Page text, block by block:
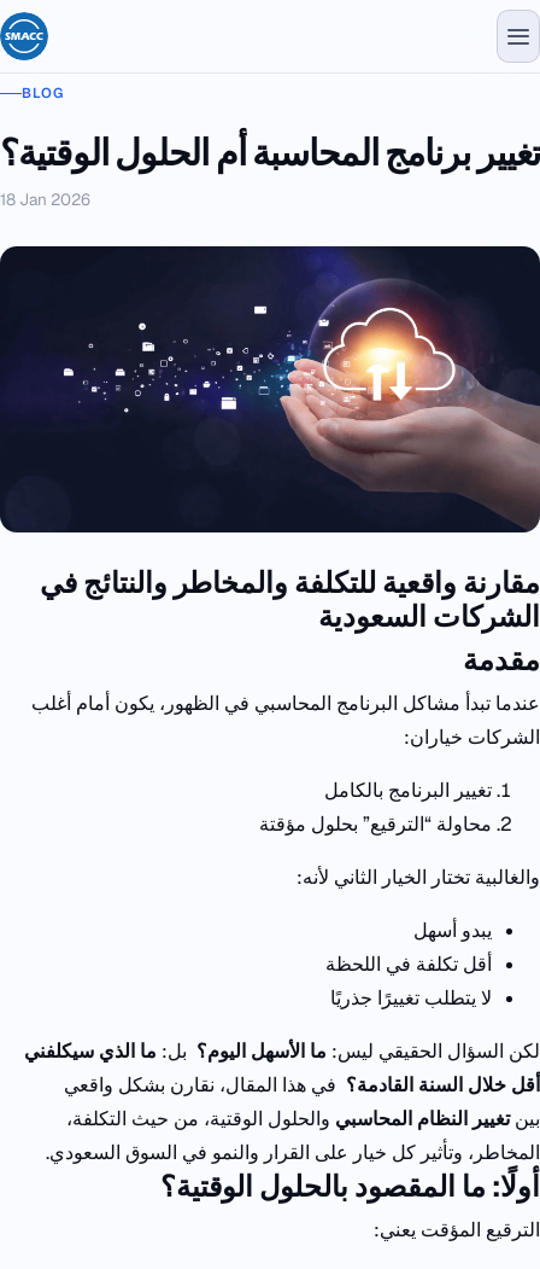
BLOG
تغيير برنامج المحاسبة أم الحلول الوقتية؟
18 Jan 2026
مقارنة واقعية للتكلفة والمخاطر والنتائج في
الشركات السعودية
مقدمة
عندما تبدأ مشاكل البرنامج المحاسبي في الظهور، يكون أمام أغلب
الشركات خياران:
تغيير البرنامج بالكامل
محاولة “الترقيع” بحلول مؤقتة
والغالبية تختار الخيار الثاني لأنه:
يبدو أسهل
أقل تكلفة في اللحظة
لا يتطلب تغييرًا جذريًا
لكن السؤال الحقيقي ليس: ما الأسهل اليوم؟ بل: ما الذي سيكلفني
أقل خلال السنة القادمة؟ في هذا المقال، نقارن بشكل واقعي
بينتغيير النظام المحاسبي والحلول الوقتية، من حيث التكلفة،
المخاطر، وتأثير كل خيار على القرار والنمو في السوق السعودي.
أولًا: ما المقصود بالحلول الوقتية؟
الترقيع المؤقت يعني: